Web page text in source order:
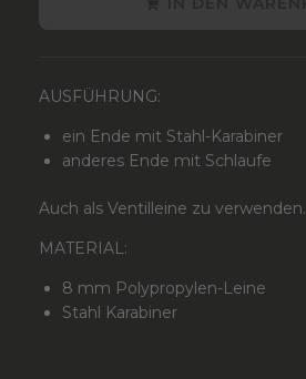
AUSFÜHRUNG:
ein Ende mit Stahl-Karabiner
anderes Ende mit Schlaufe
Auch als Ventilleine zu verwenden.
MATERIAL:
8 mm Polypropylen-Leine
Stahl Karabiner